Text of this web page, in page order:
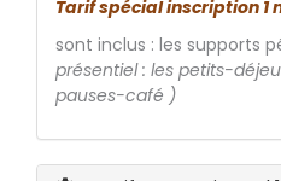
Tarif spécial inscription 1
sont inclus : les supports
présentiel : les petits-
pauses-café )